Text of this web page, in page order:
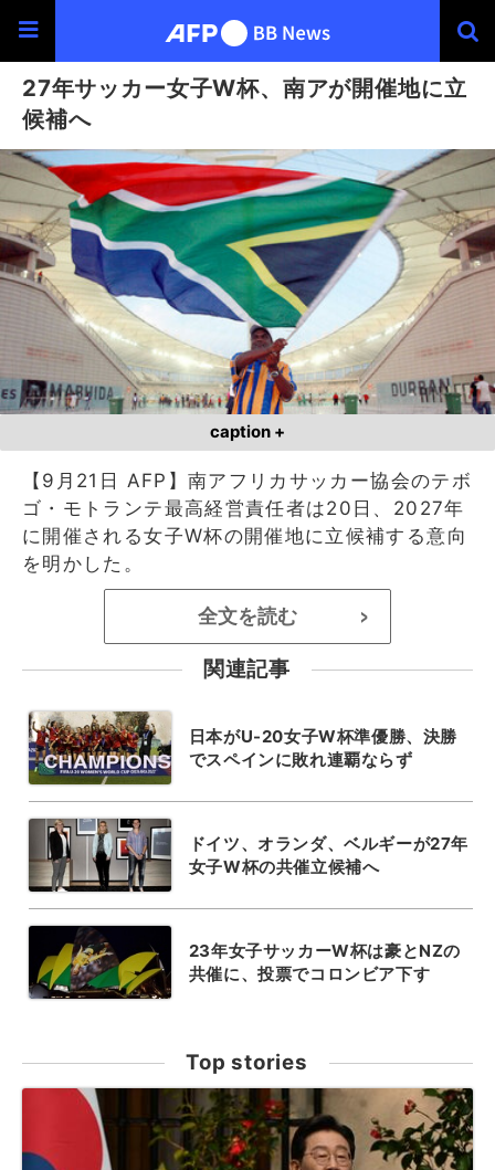
27年サッカー女子W杯、南アが開催地に立
候補へ
caption +
【9月21日 AFP】南アフリカサッカー協会のテボ
ゴ・モトランテ最高経営責任者は20日、2027年
に開催される女子W杯の開催地に立候補する意向
を明かした。
全文を読む >
関連記事
日本がU-20女子W杯準優勝、決勝
でスペインに敗れ連覇ならず
ドイツ、オランダ、ベルギーが27年
女子W杯の共催立候補へ
23年女子サッカーW杯は豪とNZの
共催に、投票でコロンビア下す
Top stories